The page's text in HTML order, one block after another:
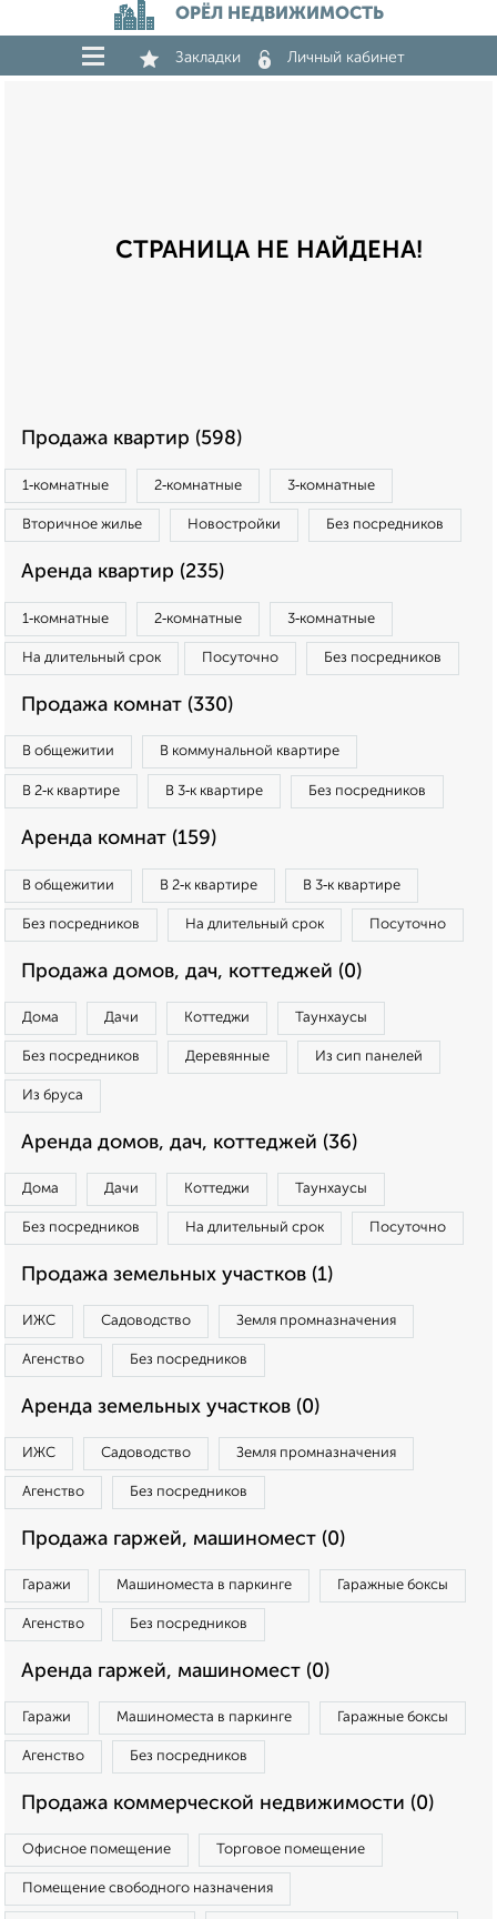
ОРЁЛ НЕДВИЖИМОСТЬ
Закладки Личный кабинет
СТРАНИЦА НЕ НАЙДЕНА!
Продажа квартир (598)
1‑комнатные 2‑комнатные 3‑комнатные
Вторичное жилье Новостройки Без посредников
Аренда квартир (235)
1‑комнатные 2‑комнатные 3‑комнатные
На длительный срок Посуточно Без посредников
Продажа комнат (330)
В общежитии В коммунальной квартире
В 2‑к квартире В 3‑к квартире Без посредников
Аренда комнат (159)
В общежитии В 2‑к квартире В 3‑к квартире
Без посредников На длительный срок Посуточно
Продажа домов, дач, коттеджей (0)
Дома Дачи Коттеджи Таунхаусы
Без посредников Деревянные Из сип панелей
Из бруса
Аренда домов, дач, коттеджей (36)
Дома Дачи Коттеджи Таунхаусы
Без посредников На длительный срок Посуточно
Продажа земельных участков (1)
ИЖС Садоводство Земля промназначения
Агенство Без посредников
Аренда земельных участков (0)
ИЖС Садоводство Земля промназначения
Агенство Без посредников
Продажа гаржей, машиномест (0)
Гаражи Машиноместа в паркинге Гаражные боксы
Агенство Без посредников
Аренда гаржей, машиномест (0)
Гаражи Машиноместа в паркинге Гаражные боксы
Агенство Без посредников
Продажа коммерческой недвижимости (0)
Офисное помещение Торговое помещение
Помещение свободного назначения